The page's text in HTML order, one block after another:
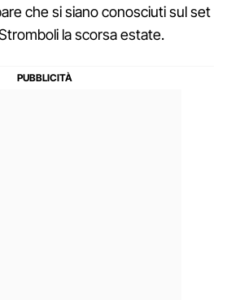
che si siano conosciuti sul set
la scorsa estate.